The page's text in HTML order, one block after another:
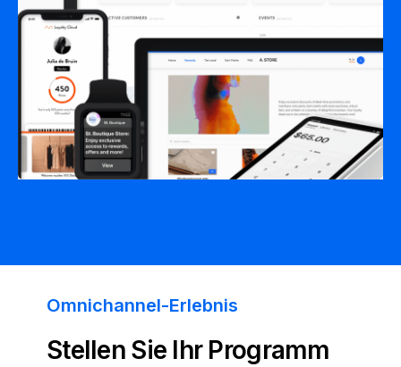
Omnichannel-Erlebnis
Stellen Sie Ihr Programm